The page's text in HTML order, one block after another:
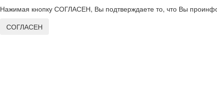
Нажимая кнопку СОГЛАСЕН, Вы подтверждаете то, что Вы
СОГЛАСЕН